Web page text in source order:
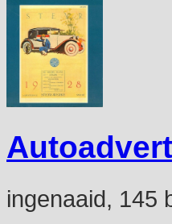
ingenaaid, 145